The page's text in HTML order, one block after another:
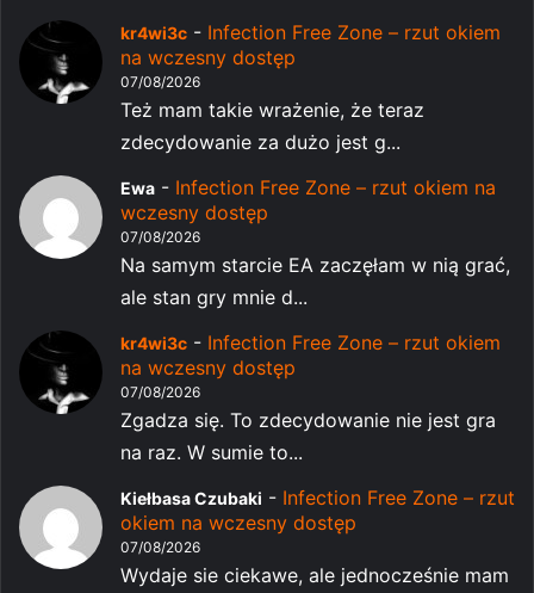
kr4wi3c - Infection Free Zone – rzut okiem
na wczesny dostęp
07/08/2026
Też mam takie wrażenie, że teraz
zdecydowanie za dużo jest g...
Ewa - Infection Free Zone – rzut okiem na
wczesny dostęp
07/08/2026
Na samym starcie EA zaczęłam w nią grać,
ale stan gry mnie d...
kr4wi3c - Infection Free Zone – rzut okiem
na wczesny dostęp
07/08/2026
Zgadza się. To zdecydowanie nie jest gra
na raz. W sumie to...
Kiełbasa Czubaki - Infection Free Zone – rzut
okiem na wczesny dostęp
07/08/2026
Wydaje sie ciekawe, ale jednocześnie mam